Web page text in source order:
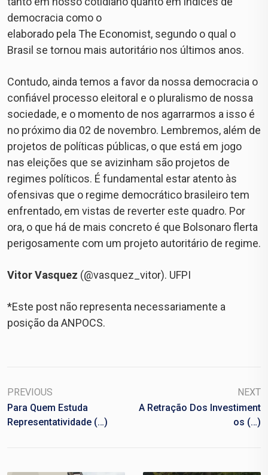
democracia como o
elaborado pela The Economist, segundo o qual o
Brasil se tornou mais autoritário nos últimos anos.
Contudo, ainda temos a favor da nossa democracia o
confiável processo eleitoral e o pluralismo de nossa
sociedade, e o momento de nos agarrarmos a isso é
no próximo dia 02 de novembro. Lembremos, além de
projetos de políticas públicas, o que está em jogo
nas eleições que se avizinham são projetos de
regimes políticos. É fundamental estar atento às
ofensivas que o regime democrático brasileiro tem
enfrentado, em vistas de reverter este quadro. Por
ora, o que há de mais concreto é que Bolsonaro flerta
perigosamente com um projeto autoritário de regime.
Vitor Vasquez (@vasquez_vitor). UFPI
*Este post não representa necessariamente a
posição da ANPOCS.
PREVIOUS
Para Quem Estuda
Representatividade (…)
NEXT
A Retração Dos Investiment
Os (…)